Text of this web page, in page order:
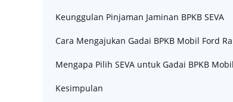
Keunggulan Pinjaman Jaminan BPKB SEVA
Cara Mengajukan Gadai BPKB Mobil Ford
Mengapa Pilih SEVA untuk Gadai BPKB
Kesimpulan